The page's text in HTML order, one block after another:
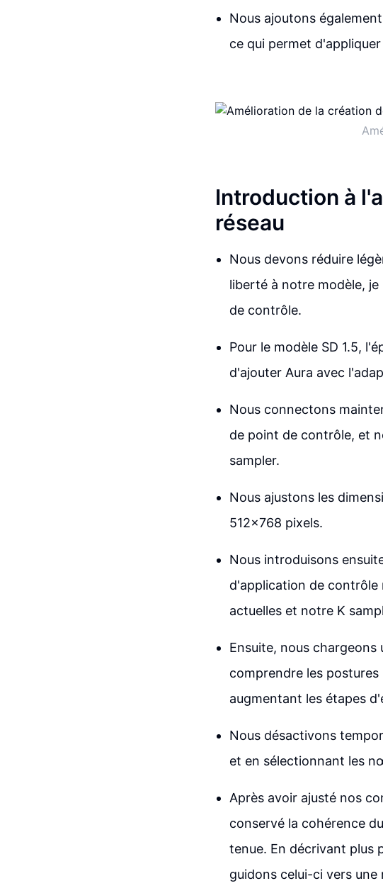
Nous ajoutons
ce qui permet
Introduction à
réseau
Nous devons réduire
liberté à notre modèle,
de contrôle.
Pour le modèle SD 1.5,
d'ajouter Aura avec
Nous connectons
de point de contrôle, et
sampler.
Nous ajustons les
512x768 pixels.
Nous introduisons
d'application de
actuelles et notre K
Ensuite, nous
comprendre les
augmentant les étapes
Nous désactivons
et en sélectionnant les
Après avoir ajusté nos
conservé la cohérence
tenue. En décrivant plus
guidons celui-ci vers